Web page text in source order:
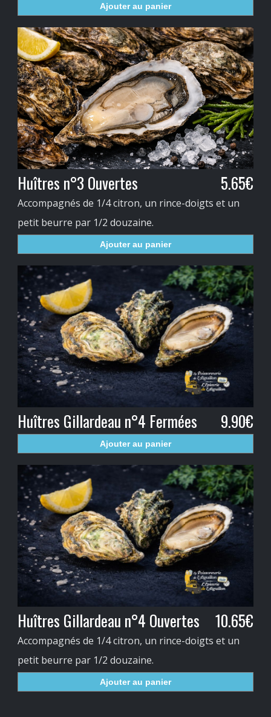
Ajouter au panier
5.65€
Huîtres n°3 Ouvertes
Accompagnés de 1/4 citron, un rince-doigts et un
petit beurre par 1/2 douzaine.
Ajouter au panier
9.90€
Huîtres Gillardeau n°4 Fermées
Ajouter au panier
10.65€
Huîtres Gillardeau n°4 Ouvertes
Accompagnés de 1/4 citron, un rince-doigts et un
petit beurre par 1/2 douzaine.
Ajouter au panier